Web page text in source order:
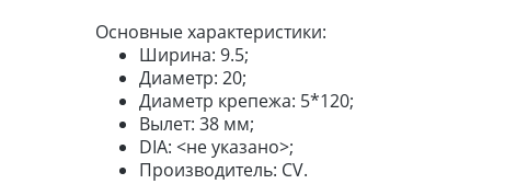
Основные характеристики:
Ширина: 9.5;
Диаметр: 20;
Диаметр крепежа: 5*120;
Вылет: 38 мм;
DIA: <не указано>;
Производитель: CV.